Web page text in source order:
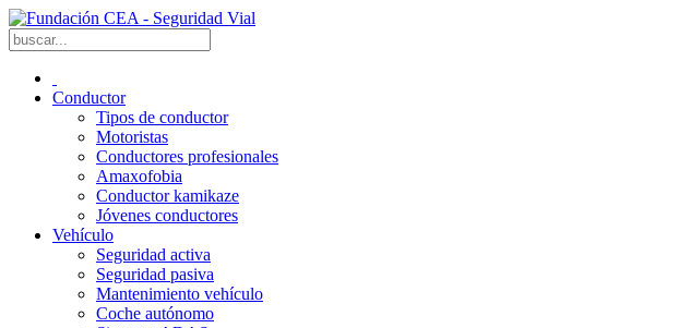
Conductor
Tipos de conductor
Motoristas
Conductores profesionales
Amaxofobia
Conductor kamikaze
Jóvenes conductores
Vehículo
Seguridad activa
Seguridad pasiva
Mantenimiento vehículo
Coche autónomo